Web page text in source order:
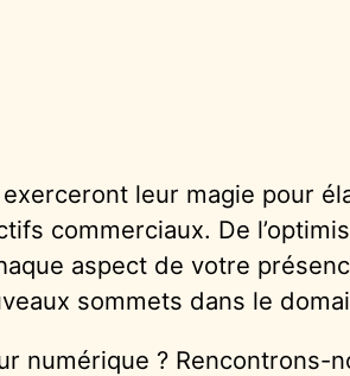
leur magie pour
commerciaux. De
aspect de votre
sommets dans le
numérique ? Rencontrons-